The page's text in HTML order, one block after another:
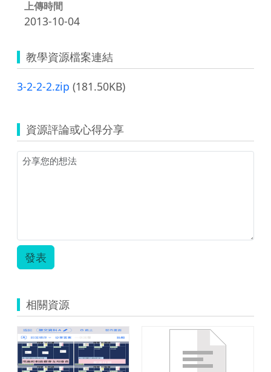
上傳時間
2013-10-04
教學資源檔案連結
3-2-2-2.zip (181.50KB)
資源評論或心得分享
發表
相關資源